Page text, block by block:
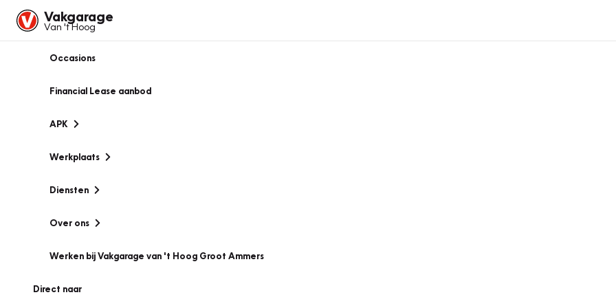
Vakgarage
Van 't Hoog
Occasions
Financial Lease aanbod
APK
Werkplaats
Diensten
Over ons
Werken bij Vakgarage van 't Hoog Groot Ammers
Direct naar